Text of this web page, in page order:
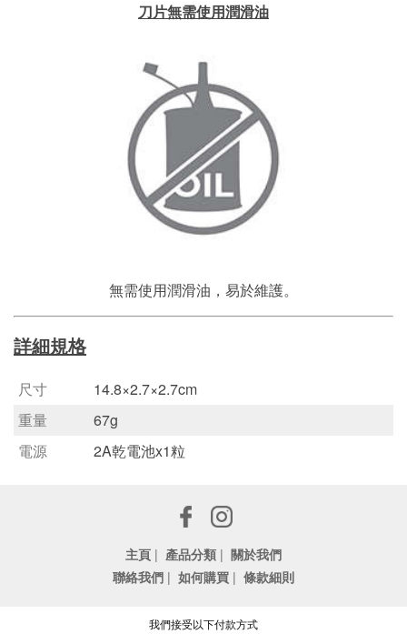
刀片無需使用潤滑油
無需使用潤滑油，易於維護。
詳細規格
尺寸
14.8×2.7×2.7cm
重量
67g
電源
2A乾電池x1粒
主頁 | 產品分類 | 關於我們
聯絡我們 | 如何購買 | 條款細則
我們接受以下付款方式